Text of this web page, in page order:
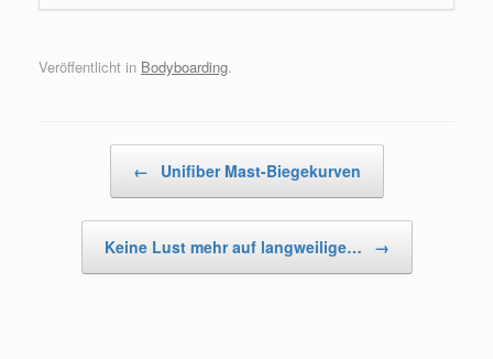
Veröffentlicht in Bodyboarding.
← Unifiber Mast-Biegekurven
Keine Lust mehr auf langweilige… →